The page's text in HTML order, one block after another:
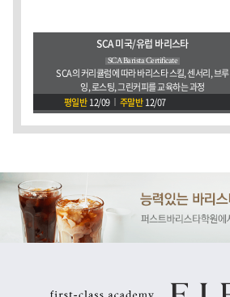
SCA 미국/유럽 바리스타
SCA Barista Certificate
SCA의 커리큘럼에 따라 바리스타 스킬, 센서리, 브루
잉, 로스팅, 그린커피를 교육하는 과정
평일반 12/09 주말반 12/07